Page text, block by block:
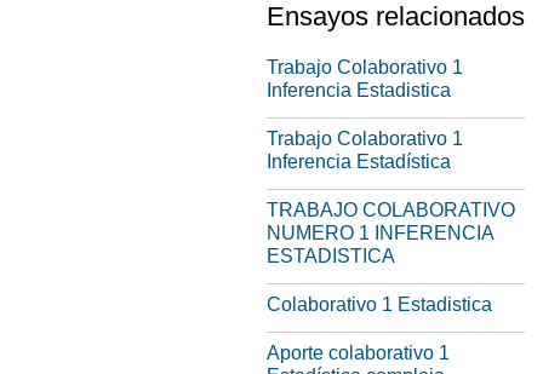
Ensayos relacionados
Trabajo Colaborativo 1
Inferencia Estadistica
Trabajo Colaborativo 1
Inferencia Estadística
TRABAJO COLABORATIVO
NUMERO 1 INFERENCIA
ESTADISTICA
Colaborativo 1 Estadistica
Aporte colaborativo 1